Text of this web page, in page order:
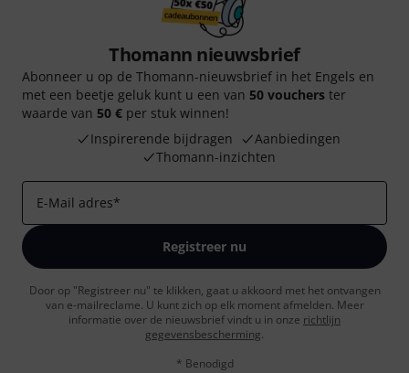
Thomann nieuwsbrief
Abonneer u op de Thomann-nieuwsbrief in het Engels en
met een beetje geluk kunt u een van 50 vouchers ter
waarde van 50 € per stuk winnen!
Inspirerende bijdragen
Aanbiedingen
Thomann-inzichten
E-Mail adres*
Registreer nu
Door op "Registreer nu" te klikken, gaat u akkoord met het ontvangen
van e-mailreclame. U kunt zich op elk moment afmelden. Meer
informatie over de nieuwsbrief vindt u in onze richtlijn
gegevensbescherming.
* Benodigd